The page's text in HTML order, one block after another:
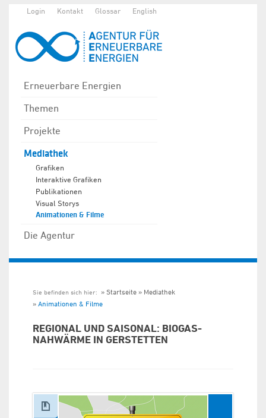
Login Kontakt Glossar English
Erneuerbare Energien
Themen
Projekte
Mediathek
Grafiken
Interaktive Grafiken
Publikationen
Visual Storys
Animationen & Filme
Die Agentur
Sie befinden sich hier: Startseite
Mediathek
Animationen & Filme
REGIONAL UND SAISONAL: BIOGAS-
NAHWÄRME IN GERSTETTEN